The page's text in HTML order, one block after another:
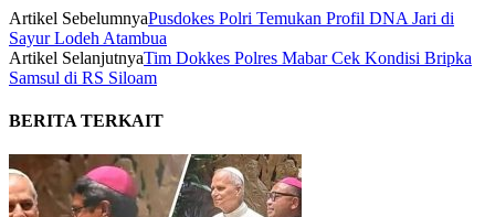
Artikel SebelumnyaPusdokes Polri Temukan Profil DNA Jari di
Sayur Lodeh Atambua
Artikel SelanjutnyaTim Dokkes Polres Mabar Cek Kondisi Bripka
Samsul di RS Siloam
BERITA TERKAIT